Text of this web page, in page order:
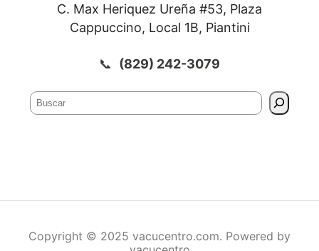
C. Max Heriquez Ureña #53, Plaza
Cappuccino, Local 1B, Piantini
📞 (829) 242-3079
Copyright © 2025 vacucentro.com. Powered by